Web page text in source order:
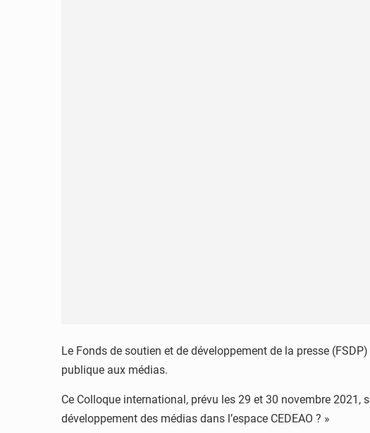
Le Fonds de soutien et de développement de la presse
publique aux médias.
Ce Colloque international, prévu les 29 et 30 novembre 2021,
développement des médias dans l’espace CEDEAO ? »